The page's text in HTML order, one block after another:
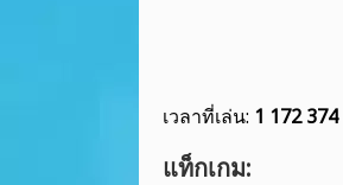
เวลาที่เล่น: 1 172 374
แท็กเกม: